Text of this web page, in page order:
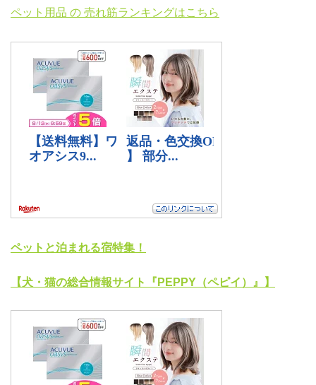
ペット用品 の 売れ筋ランキングはこちら
ペットと泊まれる宿特集！
【犬・猫の総合情報サイト『PEPPY（ペピイ）』】